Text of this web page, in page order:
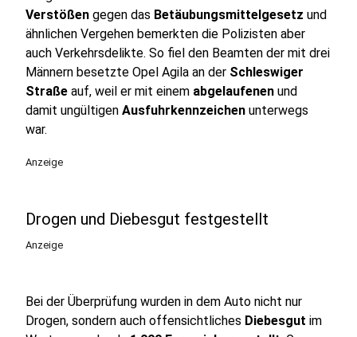
Verstößen gegen das Betäubungsmittelgesetz und
ähnlichen Vergehen bemerkten die Polizisten aber
auch Verkehrsdelikte. So fiel den Beamten der mit drei
Männern besetzte Opel Agila an der Schleswiger
Straße auf, weil er mit einem abgelaufenen und
damit ungültigen Ausfuhrkennzeichen unterwegs
war.
Anzeige
Drogen und Diebesgut festgestellt
Anzeige
Bei der Überprüfung wurden in dem Auto nicht nur
Drogen, sondern auch offensichtliches Diebesgut im